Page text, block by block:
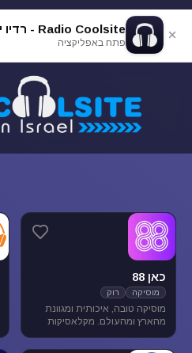
Radio Coolsite - רדיו ישראל
פתח באפליקציה
כאן 88
מוסיקה רוק
מוסיקה טובה, איכותית ומגוונת
מהארץ ומהעולם. מקלאסיקות
בארץ ובעולם ועד ג'אז, אלטרנטיב,